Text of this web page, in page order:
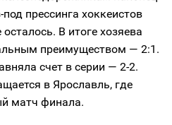
прессинга хоккеистов
В итоге хозяева
преимуществом — 2:1.
счет в серии — 2-2.
в Ярославль, где
матч финала.